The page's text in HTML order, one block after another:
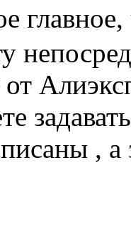
, а